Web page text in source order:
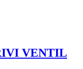
VENTIL